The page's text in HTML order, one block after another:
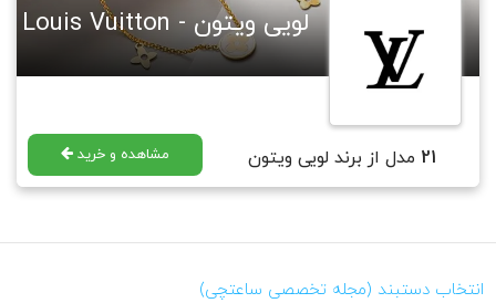
لویی ویتون - Louis Vuitton
21 مدل از برند لویی ویتون مشاهده و خرید
انتخاب دستبند (مجله تخصصی ساعتچی)